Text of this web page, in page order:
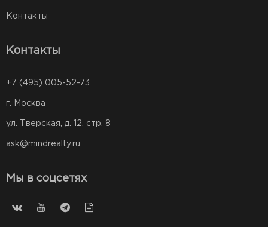
Контакты
Контакты
+7 (495) 005-52-73
г. Москва
ул. Тверская, д. 12, стр. 8
ask@mindrealty.ru
Мы в соцсетях